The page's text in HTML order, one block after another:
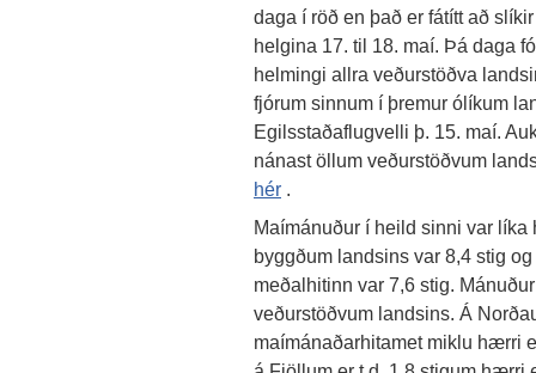
daga í röð en það er fátítt að
helgina 17. til 18. maí. Þá daga
helmingi allra veðurstöðva
fjórum sinnum í þremur ólíkum
Egilsstaðaflugvelli þ. 15. maí.
nánast öllum veðurstöðvum
hér .
Maímánuður í heild sinni var líka
byggðum landsins var 8,4 stig
meðalhitinn var 7,6 stig.
veðurstöðvum landsins. Á
maímánaðarhitamet miklu hærri